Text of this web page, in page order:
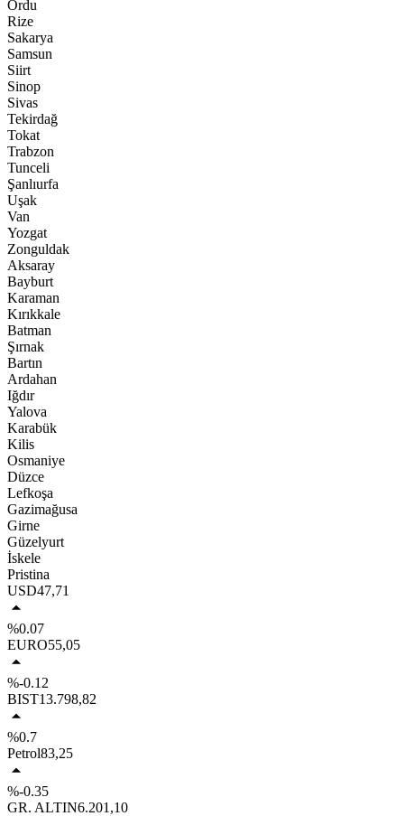
Ordu
Rize
Sakarya
Samsun
Siirt
Sinop
Sivas
Tekirdağ
Tokat
Trabzon
Tunceli
Şanlıurfa
Uşak
Van
Yozgat
Zonguldak
Aksaray
Bayburt
Karaman
Kırıkkale
Batman
Şırnak
Bartın
Ardahan
Iğdır
Yalova
Karabük
Kilis
Osmaniye
Düzce
Lefkoşa
Gazimağusa
Girne
Güzelyurt
İskele
Pristina
USD47,71
%0.07
EURO55,05
%-0.12
BIST13.798,82
%0.7
Petrol83,25
%-0.35
GR. ALTIN6.201,10